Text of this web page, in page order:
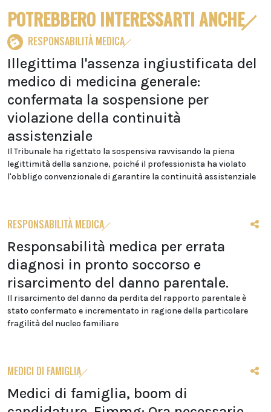
POTREBBERO INTERESSARTI ANCHE
RESPONSABILITÀ MEDICA
Illegittima l'assenza ingiustificata del
medico di medicina generale:
confermata la sospensione per
violazione della continuità
assistenziale
Il Tribunale ha rigettato la sospensiva ravvisando la piena
legittimità della sanzione, poiché il professionista ha violato
l'obbligo convenzionale di garantire la continuità assistenziale
RESPONSABILITÀ MEDICA
Responsabilità medica per errata
diagnosi in pronto soccorso e
risarcimento del danno parentale.
Il risarcimento del danno da perdita del rapporto parentale è
stato confermato e incrementato in ragione della particolare
fragilità del nucleo familiare
MEDICI DI FAMIGLIA
Medici di famiglia, boom di